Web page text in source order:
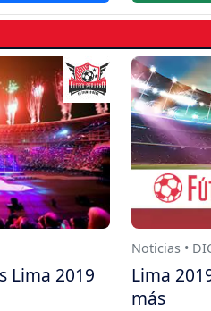
Lima 2019
Noticias •
Lima
más